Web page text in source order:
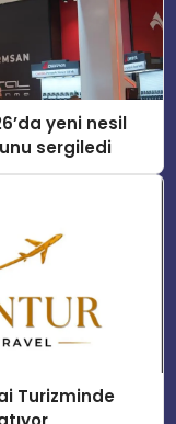
yeni nesil
sergiledi
Turizminde